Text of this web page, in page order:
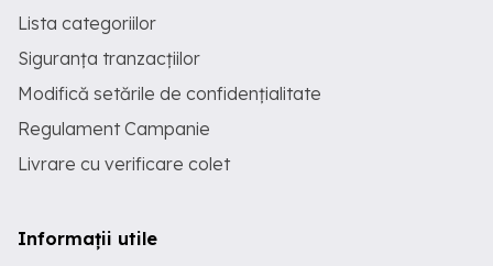
Lista categoriilor
Siguranța tranzacțiilor
Modifică setările de confidențialitate
Regulament Campanie
Livrare cu verificare colet
Informații utile